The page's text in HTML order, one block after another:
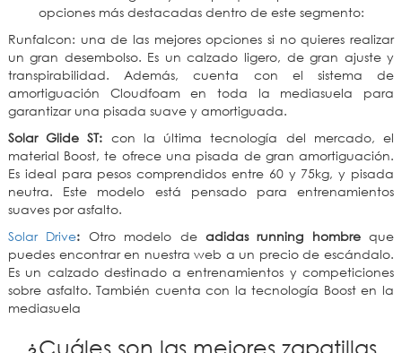
opciones más destacadas dentro de este segmento:
Runfalcon: una de las mejores opciones si no quieres realizar
un gran desembolso. Es un calzado ligero, de gran ajuste y
transpirabilidad. Además, cuenta con el sistema de
amortiguación Cloudfoam en toda la mediasuela para
garantizar una pisada suave y amortiguada.
Solar Glide ST: con la última tecnología del mercado, el
material Boost, te ofrece una pisada de gran amortiguación.
Es ideal para pesos comprendidos entre 60 y 75kg, y pisada
neutra. Este modelo está pensado para entrenamientos
suaves por asfalto.
Solar Drive: Otro modelo de adidas running hombreque
puedes encontrar en nuestra web a un precio de escándalo.
Es un calzado destinado a entrenamientos y competiciones
sobre asfalto. También cuenta con la tecnología Boost en la
mediasuela
¿Cuáles son las mejores zapatillas